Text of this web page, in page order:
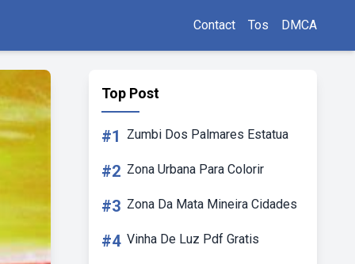
Contact Tos DMCA
Top Post
#1 Zumbi Dos Palmares Estatua
#2 Zona Urbana Para Colorir
#3 Zona Da Mata Mineira Cidades
#4 Vinha De Luz Pdf Gratis